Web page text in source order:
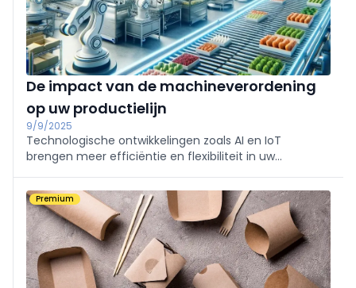
De impact van de machineverordening
op uw productielijn
9/9/2025
Technologische ontwikkelingen zoals AI en IoT
brengen meer efficiëntie en flexibiliteit in uw
zich mee. De nieuwe machineverordening moet deze
evoluties in veilige banen leiden.
Premium